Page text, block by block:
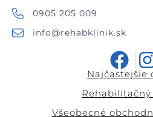
0905 205 009
info@rehabklinik.sk
Najčastejšie
Všeobecné